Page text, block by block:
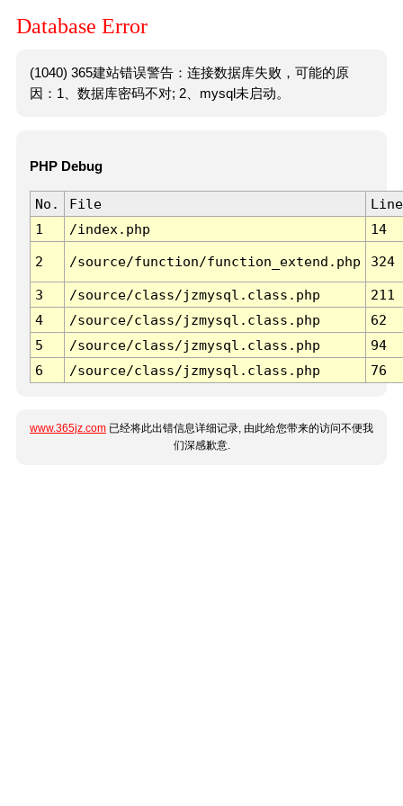
Database Error
(1040) 365建站错误警告：连接数据库失败，可能的原
因：1、数据库密码不对; 2、mysql未启动。
PHP Debug
No. File
Line
1
/index.php 14
2 /source/function/function_extend.php 324
3 /source/class/jzmysql.class.php
211
4
/source/class/jzmysql.class.php
62
5
/source/class/jzmysql.class.php
94
6
/source/class/jzmysql.class.php 76
www.365jz.com 已经将此出错信息详细记录, 由此给您带来的访问不便我
们深感歉意.